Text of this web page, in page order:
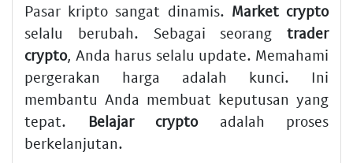
Pasar kripto sangat dinamis. Market crypto
selalu berubah. Sebagai seorang trader
crypto, Anda harus selalu update. Memahami
pergerakan harga adalah kunci. Ini
membantu Anda membuat keputusan yang
tepat.
Belajar cryptoadalah proses
berkelanjutan.